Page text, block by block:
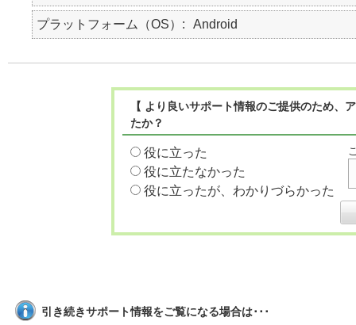
プラットフォーム（OS） Android
【 より良いサポート情報のご提供のため
たか？
役に立った
役に立たなかった
役に立ったが、わかりづらかった
引き続きサポート情報をご覧になる場合は･･･